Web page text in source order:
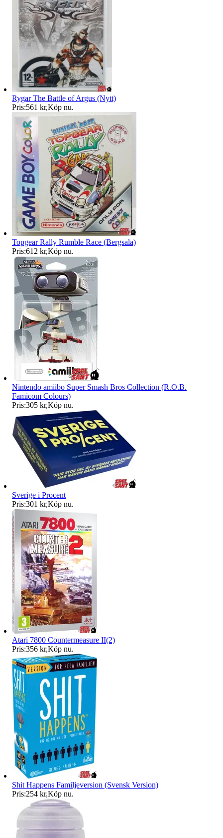
Rygar The Battle of Argus (Nytt)
Pris:561 kr,Köp nu.
Topgear Rally Rumble Race (Bergsala)
Pris:612 kr,Köp nu.
Nintendo amiibo Super Smash Bros Collection (R.O.B.
Famicom Colours)
Pris:305 kr,Köp nu.
Sverige i Procent
Pris:301 kr,Köp nu.
Atari 7800 Countermeasure II(2)
Pris:356 kr,Köp nu.
Shit Happens Familjeversion (Svensk Version)
Pris:254 kr,Köp nu.